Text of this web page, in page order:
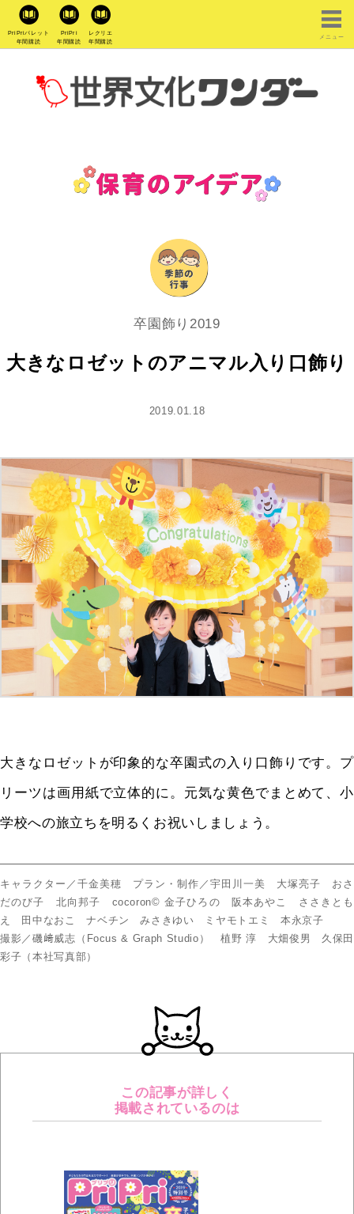
PriPriパレット
年間購読
PriPri
年間購読
レクリエ
年間購読
メニュー
卒園飾り2019
大きなロゼットのアニマル入り口飾り
2019.01.18
大きなロゼットが印象的な卒園式の入り口飾りです。プ
リーツは画用紙で立体的に。元気な黄色でまとめて、小
学校への旅立ちを明るくお祝いしましょう。
キャラクター／千金美穂 プラン・制作／宇田川一美 大塚亮子 おさ
だのび子 北向邦子 cocoron© 金子ひろの 阪本あやこ ささきとも
え 田中なおこ ナベチン みさきゆい ミヤモトエミ 本永京子
撮影／磯﨑威志（Focus & Graph Studio） 植野 淳 大畑俊男 久保田
彩子（本社写真部）
この記事が詳しく
掲載されているのは